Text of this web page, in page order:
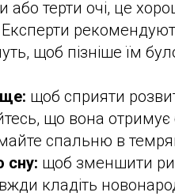
або терти очі, це
щоб пізніше їм
щоб сприяти
що вона отримує
спальню в
сну: щоб зменшити
кладіть